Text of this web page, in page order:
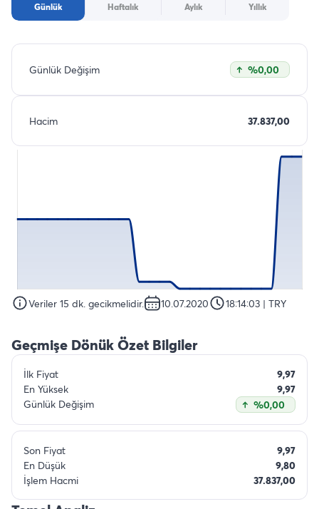
Günlük Haftalık Aylık Yıllık
Günlük Değişim %0,00
Hacim 37.837,00
Veriler 15 dk. gecikmelidir. 10.07.2020 18:14:03 | TRY
Geçmişe Dönük Özet Bilgiler
İlk Fiyat
9,97
En Yüksek
9,97
Günlük Değişim
%0,00
Son Fiyat
9,97
En Düşük
9,80
İşlem Hacmi
37.837,00